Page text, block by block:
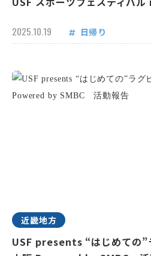
2025.10.19 日帰り
近畿地方
USF presents “はじめての”